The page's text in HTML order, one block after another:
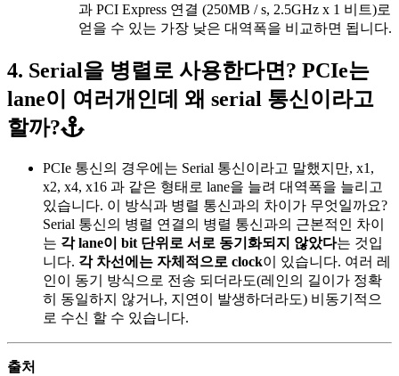
과 PCI Express 연결 (250MB / s, 2.5GHz x 1 비트)로
얻을 수 있는 가장 낮은 대역폭을 비교하면 됩니다.
4. Serial을 병렬로 사용한다면? PCIe는
lane이 여러개인데 왜 serial 통신이라고
할까?
PCIe 통신의 경우에는 Serial 통신이라고 말했지만, x1,
x2, x4, x16 과 같은 형태로 lane을 늘려 대역폭을 늘리고
있습니다. 이 방식과 병렬 통신과의 차이가 무엇일까요?
Serial 통신의 병렬 연결의 병렬 통신과의 근본적인 차이
는 각 lane이 bit 단위로 서로 동기화되지 않았다는 것입
니다. 각 차선에는 자체적으로 clock이 있습니다. 여러 레
인이 동기 방식으로 전송 되더라도(레인의 길이가 정확
히 동일하지 않거나, 지연이 발생하더라도) 비동기적으
로 수신 할 수 있습니다.
출처